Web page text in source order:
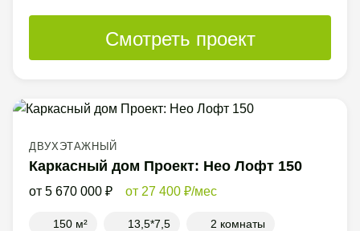
Смотреть проект
ДВУХЭТАЖНЫЙ
Каркасный дом Проект: Нео Лофт 150
5 670 000 27 400 /мес
150 м² 13,5*7,5 2 комнаты